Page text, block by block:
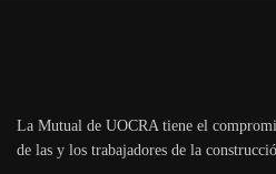
La Mutual de UOCRA tiene el
de las y los trabajadores de la